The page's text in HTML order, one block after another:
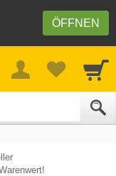
ÖFFNEN